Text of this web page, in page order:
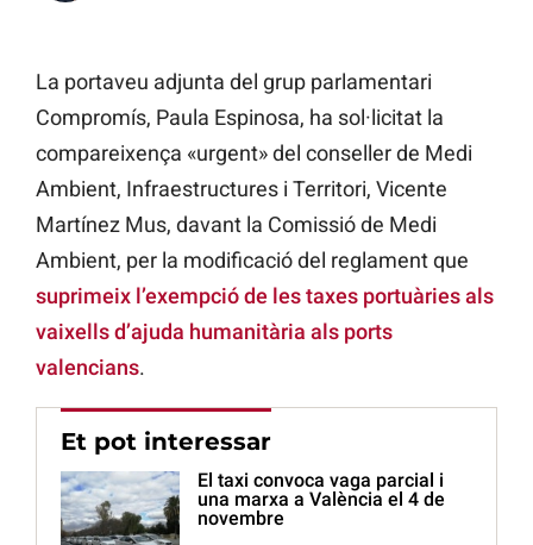
La portaveu adjunta del grup parlamentari
Compromís, Paula Espinosa, ha sol·licitat la
compareixença «urgent» del conseller de Medi
Ambient, Infraestructures i Territori, Vicente
Martínez Mus, davant la Comissió de Medi
Ambient, per la modificació del reglament que
suprimeix l’exempció de les taxes portuàries als
vaixells d’ajuda humanitària als ports
valencians.
Et pot interessar
El taxi convoca vaga parcial i
una marxa a València el 4 de
novembre